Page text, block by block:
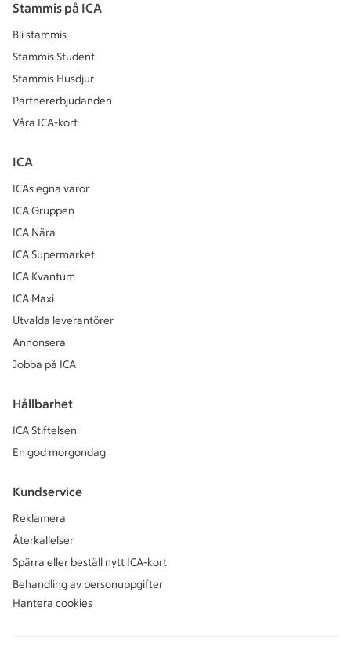
Stammis på ICA
Bli stammis
Stammis Student
Stammis Husdjur
Partnererbjudanden
Våra ICA-kort
ICA
ICAs egna varor
ICA Gruppen
ICA Nära
ICA Supermarket
ICA Kvantum
ICA Maxi
Utvalda leverantörer
Annonsera
Jobba på ICA
Hållbarhet
ICA Stiftelsen
En god morgondag
Kundservice
Reklamera
Återkallelser
Spärra eller beställ nytt ICA-kort
Behandling av personuppgifter
Hantera cookies